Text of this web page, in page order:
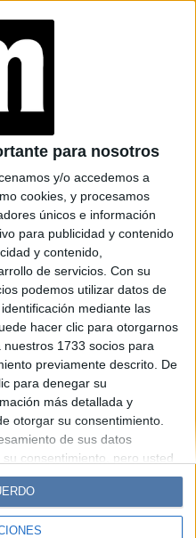
para nosotros
y/o accedemos a
cookies, y procesamos
únicos e información
para publicidad y contenido
y contenido,
de servicios. Con su
podemos utilizar datos de
mediante las
hacer clic para otorgarnos
1733 socios para
previamente descrito. De
para denegar su
más detallada y
otorgar su consentimiento.
de sus datos
consentimiento, pero usted
Sus
sitio web. Puede cambiar
en cualquier
clic en el botón
“Como
mi papá es
unida”
Noticias
Fortuna
Supercampo